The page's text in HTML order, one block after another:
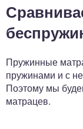
Пружинные
пружинами и с
Поэтому мы
матрацев.